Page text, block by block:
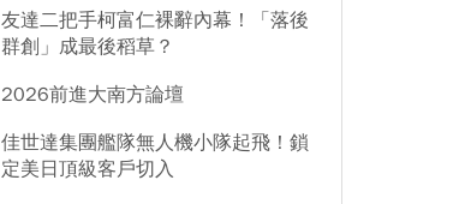
友達二把手柯富仁裸辭內幕！「落後
群創」成最後稻草？
2026前進大南方論壇
佳世達集團艦隊無人機小隊起飛！鎖
定美日頂級客戶切入